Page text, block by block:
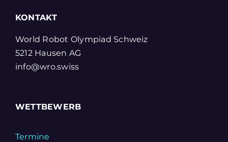
KONTAKT
World Robot Olympiad Schweiz
5212 Hausen AG
info@wro.swiss
WETTBEWERB
Termine